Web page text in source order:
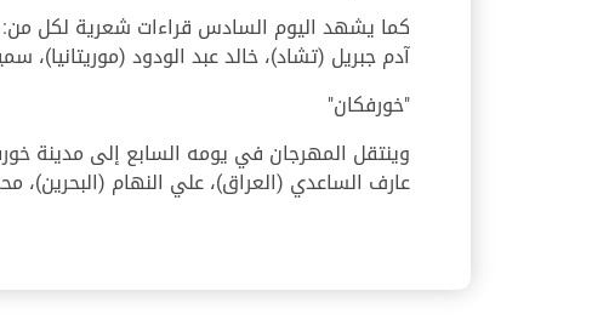
كما يشهد اليوم السادس قراءات شعرية لكل من:
آدم جبريل (تشاد)، خالد عبد الودود (موريتانيا)،
"خورفكان"
وينتقل المهرجان في يومه السابع إلى مدينة
عارف الساعدي (العراق)، علي النهام